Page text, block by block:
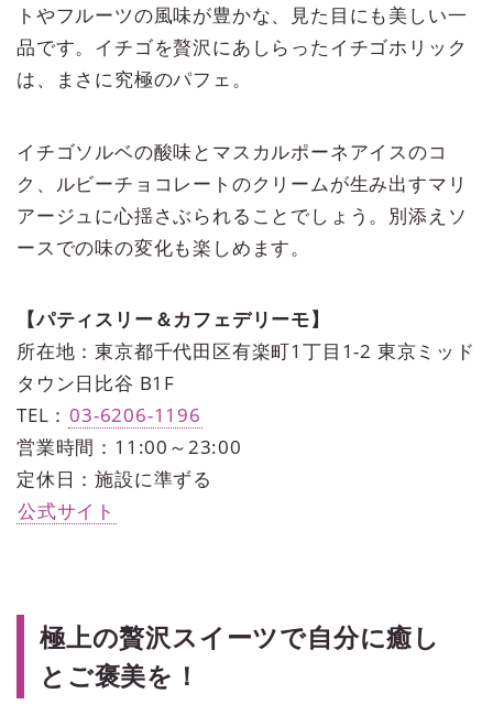
トやフルーツの風味が豊かな、見た目にも美しい一
品です。イチゴを贅沢にあしらったイチゴホリック
は、まさに究極のパフェ。
イチゴソルベの酸味とマスカルポーネアイスのコ
ク、ルビーチョコレートのクリームが生み出すマリ
アージュに心揺さぶられることでしょう。別添えソ
ースでの味の変化も楽しめます。
【パティスリー＆カフェデリーモ】
所在地：東京都千代田区有楽町1丁目1-2 東京ミッド
タウン日比谷 B1F
TEL： 03-6206-1196
営業時間：11:00～23:00
定休日：施設に準ずる
公式サイト
極上の贅沢スイーツで自分に癒し
とご褒美を！